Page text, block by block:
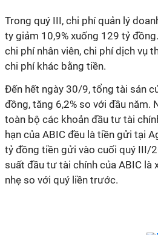
Trong quý III, chi phí quản lý
ty giảm 10,9% xuống 129 tỷ
chi phí nhân viên, chi phí dịch vụ
chi phí khác bằng tiền.
Đến hết ngày 30/9, tổng tài sản
đồng, tăng 6,2% so với đầu năm.
toàn bộ các khoản đầu tư tài
hạn của ABIC đều là tiền gửi tại
tỷ đồng tiền gửi vào cuối quý III/
suất đầu tư tài chính của ABIC là
nhẹ so với quý liền trước.